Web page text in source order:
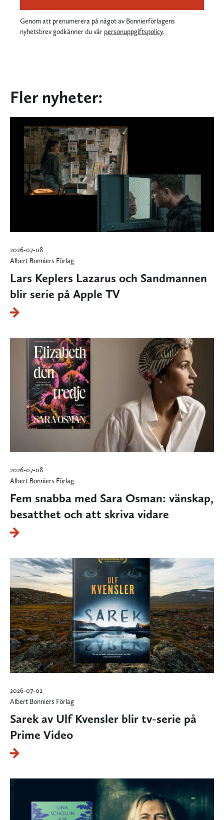
Genom att prenumerera på något av Bonnierförlagens
nyhetsbrev godkänner du vår personuppgiftspolicy.
Fler nyheter:
2026-07-08
Albert Bonniers Förlag
Lars Keplers Lazarus och Sandmannen
blir serie på Apple TV
2026-07-08
Albert Bonniers Förlag
Fem snabba med Sara Osman: vänskap,
besatthet och att skriva vidare
2026-07-02
Albert Bonniers Förlag
Sarek av Ulf Kvensler blir tv-serie på
Prime Video